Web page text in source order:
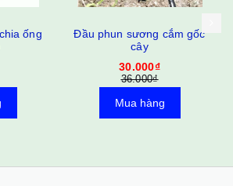
Đầu phun sương cắm gốc
Đầu béc